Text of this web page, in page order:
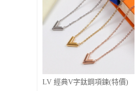
LV 經典V字鈦鋼項鍊(特價)